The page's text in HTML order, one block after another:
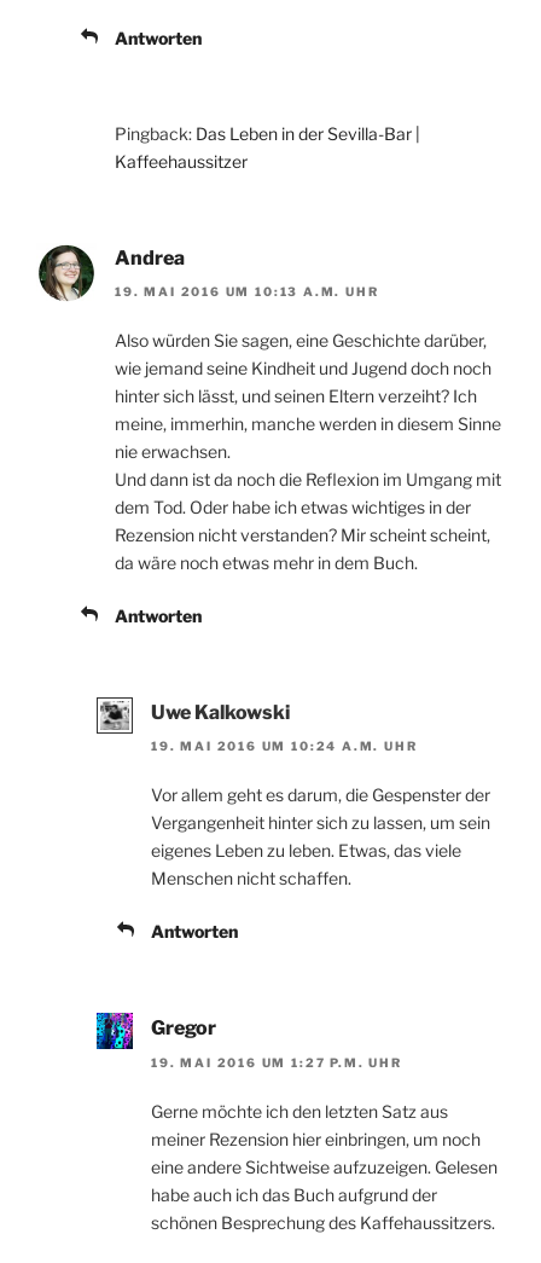
Antworten
Pingback: Das Leben in der Sevilla-Bar |
Kaffeehaussitzer
Andrea
19. MAI 2016 UM 10:13 A.M. UHR
Also würden Sie sagen, eine Geschichte darüber,
wie jemand seine Kindheit und Jugend doch noch
hinter sich lässt, und seinen Eltern verzeiht? Ich
meine, immerhin, manche werden in diesem Sinne
nie erwachsen.
Und dann ist da noch die Reflexion im Umgang mit
dem Tod. Oder habe ich etwas wichtiges in der
Rezension nicht verstanden? Mir scheint scheint,
da wäre noch etwas mehr in dem Buch.
Antworten
Uwe Kalkowski
19. MAI 2016 UM 10:24 A.M. UHR
Vor allem geht es darum, die Gespenster der
Vergangenheit hinter sich zu lassen, um sein
eigenes Leben zu leben. Etwas, das viele
Menschen nicht schaffen.
Antworten
Gregor
19. MAI 2016 UM 1:27 P.M. UHR
Gerne möchte ich den letzten Satz aus
meiner Rezension hier einbringen, um noch
eine andere Sichtweise aufzuzeigen. Gelesen
habe auch ich das Buch aufgrund der
schönen Besprechung des Kaffehaussitzers.